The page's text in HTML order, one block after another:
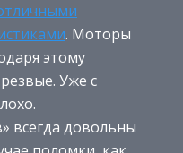
. Моторы
этому
Уже с
всегда довольны